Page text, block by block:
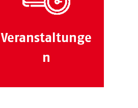
Veranstaltunge
n